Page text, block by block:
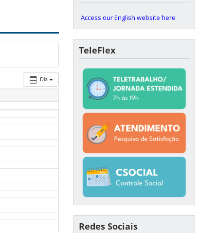
Dia
Access our English website here
TeleFlex
Redes Sociais